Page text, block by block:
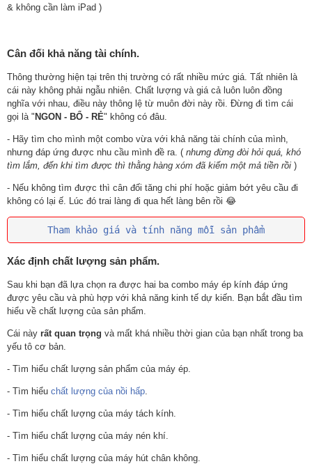
& không cần làm iPad )
Cân đối khả năng tài chính.
Thông thường hiện tại trên thị trường có rất nhiều mức giá. Tất nhiên là
cái này không phải ngẫu nhiên. Chất lượng và giá cả luôn luôn đồng
nghĩa với nhau, điều này thông lệ từ muôn đời này rồi. Đừng đi tìm cái
gọi là " NGON - BỔ - RẺ" không có đâu.
- Hãy tìm cho mình một combo vừa với khả năng tài chính của mình,
nhưng đáp ứng được nhu cầu mình đề ra. ( nhưng đừng đòi hỏi quá, khó
tìm lắm, đến khi tìm được thì thằng hàng xóm đã kiếm một mả tiền rồi )
- Nếu không tìm được thì cân đối tăng chi phí hoặc giảm bớt yêu cầu đi
không có lại ế. Lúc đó trai làng đi qua hết làng bên rồi 😂
Tham khảo giá và tính năng mỗi sản phẩm
Xác định chất lượng sản phẩm.
Sau khi bạn đã lựa chọn ra được hai ba combo máy ép kính đáp ứng
được yêu cầu và phù hợp với khả năng kinh tế dự kiến. Bạn bắt đầu tìm
hiểu về chất lượng của sản phẩm.
Cái này rất quan trọng và mất khá nhiều thời gian của bạn nhất trong ba
yếu tô cơ bản.
- Tìm hiểu chất lượng sản phẩm của máy ép.
- Tìm hiểu chất lượng của nồi hấp
- Tìm hiểu chất lượng của máy tách kính.
- Tìm hiểu chất lượng của máy nén khí.
- Tìm hiểu chất lượng của máy hút chân không.